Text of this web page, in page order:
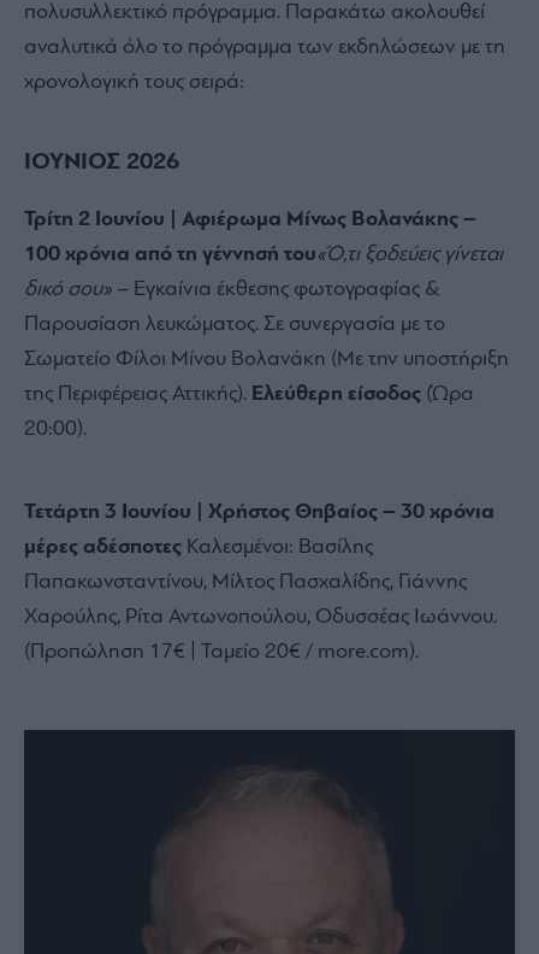
πολυσυλλεκτικό πρόγραμμα. Παρακάτω ακολουθεί
αναλυτικά όλο το πρόγραμμα των εκδηλώσεων με τη
χρονολογική τους σειρά:
ΙΟΥΝΙΟΣ 2026
Τρίτη 2 Ιουνίου | Αφιέρωμα Μίνως Βολανάκης –
100 χρόνια από τη γέννησή του«Ό,τι ξοδεύεις γίνεται
δικό σου» – Εγκαίνια έκθεσης φωτογραφίας &
Παρουσίαση λευκώματος. Σε συνεργασία με το
Σωματείο Φίλοι Μίνου Βολανάκη (Με την υποστήριξη
της Περιφέρειας Αττικής). Ελεύθερη είσοδος (Ώρα
20:00).
Τετάρτη 3 Ιουνίου | Χρήστος Θηβαίος – 30 χρόνια
μέρες αδέσποτες Καλεσμένοι: Βασίλης
Παπακωνσταντίνου, Μίλτος Πασχαλίδης, Γιάννης
Χαρούλης, Ρίτα Αντωνοπούλου, Οδυσσέας Ιωάννου.
(Προπώληση 17€ | Ταμείο 20€ / more.com).